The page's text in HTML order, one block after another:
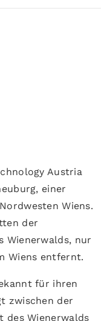
Austria
einer
Wiens.
der
Wienerwalds, nur
Wiens entfernt.
für ihren
zwischen der
des Wienerwalds